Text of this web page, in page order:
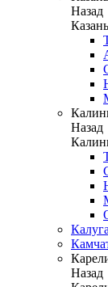
Назад
Казань
Назад
Калуга
Назад